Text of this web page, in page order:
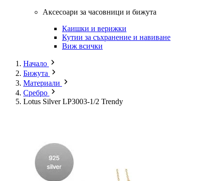
Аксесоари за часовници и бижута
Каишки и верижки
Кутии за съхранение и навиване
Виж всички
Начало
Бижута
Материали
Сребро
Lotus Silver LP3003-1/2 Trendy